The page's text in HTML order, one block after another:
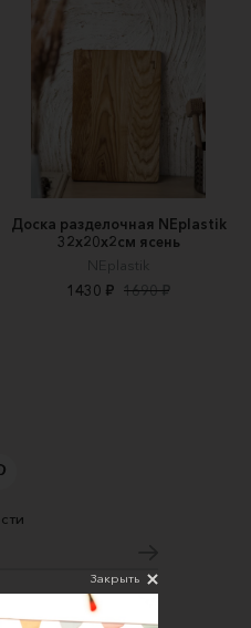
Доска разделочная NEplastik
32х20х2см ясень
NEplastik
1430 ₽ 1690 ₽
персональных
Закрыть